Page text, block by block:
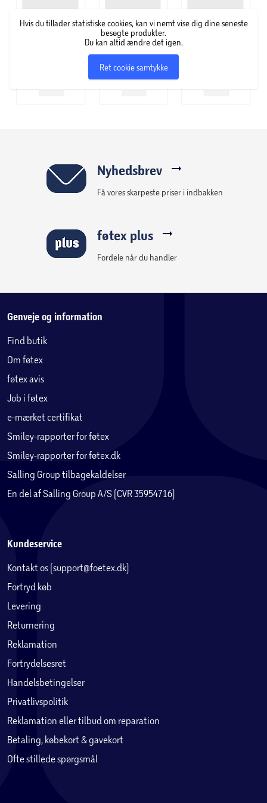
Hvis du tillader statistiske cookies, kan vi nemt vise dig dine seneste
besøgte produkter.
Du kan altid ændre det igen.
Ret cookie samtykke
Nyhedsbrev
Få vores skarpeste priser i indbakken
føtex plus
Fordele når du handler
Genveje og information
Find butik
Om føtex
føtex avis
Job i føtex
e-mærket certifikat
Smiley-rapporter for føtex
Smiley-rapporter for føtex.dk
Salling Group tilbagekaldelser
En del af Salling Group A/S (CVR 35954716)
Kundeservice
Kontakt os (support@foetex.dk)
Fortryd køb
Levering
Returnering
Reklamation
Fortrydelsesret
Handelsbetingelser
Privatlivspolitik
Reklamation eller tilbud om reparation
Betaling, købekort & gavekort
Ofte stillede spørgsmål